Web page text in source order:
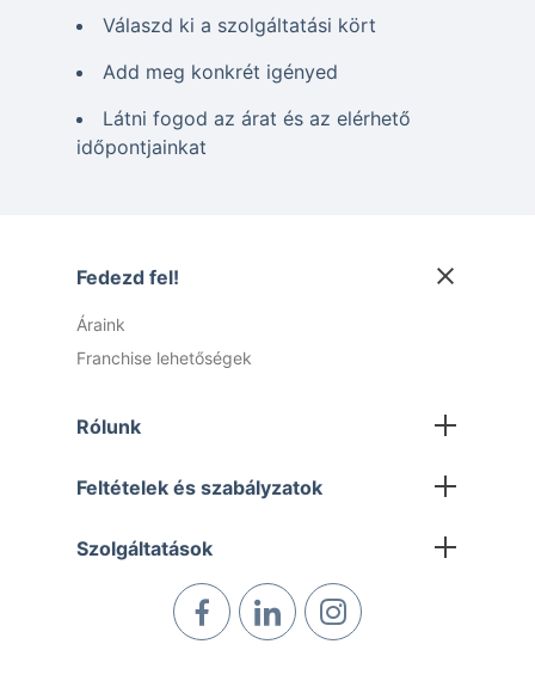
Válaszd ki a szolgáltatási kört
Add meg konkrét igényed
Látni fogod az árat és az elérhető
időpontjainkat
Fedezd fel!
Áraink
Franchise lehetőségek
Rólunk
Feltételek és szabályzatok
Adatvédelmi irányelvek
Cookie szabályzat
Szolgáltatások
Elektromos autótöltő telepítés